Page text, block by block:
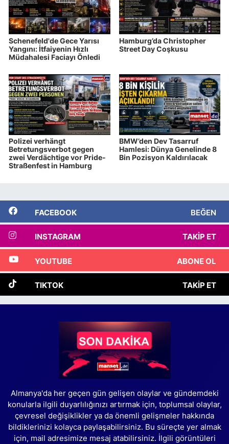
Schenefeld'de Gece Yarısı
Yangını: İtfaiyenin Hızlı
Müdahalesi Faciayı Önledi
Hamburg’da Christopher
Street Day Coşkusu
Polizei verhängt
Betretungsverbot gegen
zwei Verdächtige vor Pride-
Straßenfest in Hamburg
BMW’den Dev Tasarruf
Hamlesi: Dünya Genelinde 8
Bin Pozisyon Kaldırılacak
FACEBOOK BEĞEN
INSTAGRAM TAKIP ET
YOUTUBE ABONE OL
TIKTOK TAKIP ET
Almanya'da her geçen gün gelişen olaylar ve gündemdeki
konularla ilgili duyarlılığınızı artırmak için, toplumsal olaylar,
çevresel değişiklikler ya da önemli gelişmeler hakkında
bildiklerinizi kolayca paylaşabilirsiniz. Bu süreçte yer almak
için, mail adresimize mesaj atabilirsiniz. İlgili görüntüleri